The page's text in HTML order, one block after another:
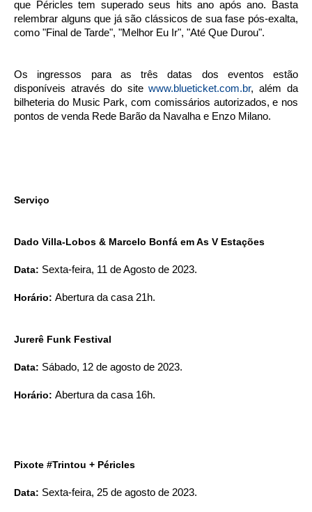
que Péricles tem superado seus hits ano após ano. Basta
relembrar alguns que já são clássicos de sua fase pós-exalta,
como "Final de Tarde", "Melhor Eu Ir", "Até Que Durou".
Os ingressos para as três datas dos eventos estão
disponíveis através do sitewww.blueticket.com.br, além da
bilheteria do Music Park, com comissários autorizados, e nos
pontos de venda Rede Barão da Navalha e Enzo Milano.
Serviço
Dado Villa-Lobos & Marcelo Bonfá em As V Estações
Data: Sexta-feira, 11 de Agosto de 2023.
Horário: Abertura da casa 21h.
Jurerê Funk Festival
Data: Sábado, 12 de agosto de 2023.
Horário: Abertura da casa 16h.
Pixote #Trintou + Péricles
Data: Sexta-feira, 25 de agosto de 2023.